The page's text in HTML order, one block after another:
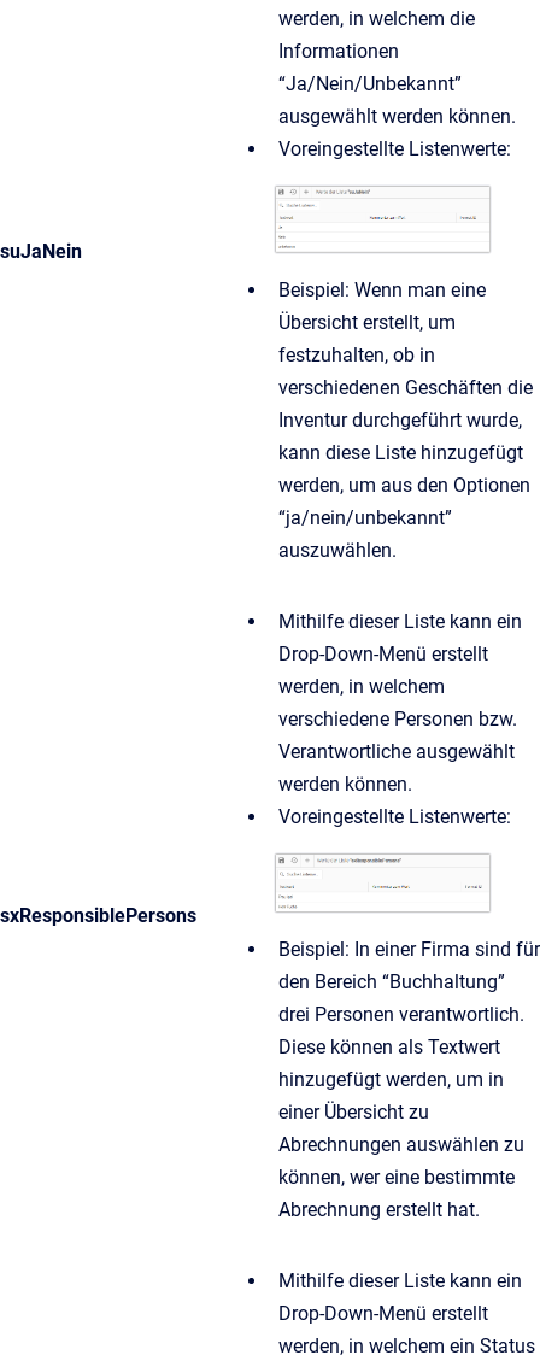
suJaNein
werden, in welchem die
Informationen
“Ja/Nein/Unbekannt”
ausgewählt werden können.
Voreingestellte Listenwerte:
Beispiel: Wenn man eine
Übersicht erstellt, um
festzuhalten, ob in
verschiedenen Geschäften die
Inventur durchgeführt wurde,
kann diese Liste hinzugefügt
werden, um aus den Optionen
“ja/nein/unbekannt”
auszuwählen.
sxResponsiblePersons
Mithilfe dieser Liste kann ein
Drop-Down-Menü erstellt
werden, in welchem
verschiedene Personen bzw.
Verantwortliche ausgewählt
werden können.
Voreingestellte Listenwerte:
Beispiel: In einer Firma sind für
den Bereich “Buchhaltung”
drei Personen verantwortlich.
Diese können als Textwert
hinzugefügt werden, um in
einer Übersicht zu
Abrechnungen auswählen zu
können, wer eine bestimmte
Abrechnung erstellt hat.
Mithilfe dieser Liste kann ein
Drop-Down-Menü erstellt
werden, in welchem ein Status